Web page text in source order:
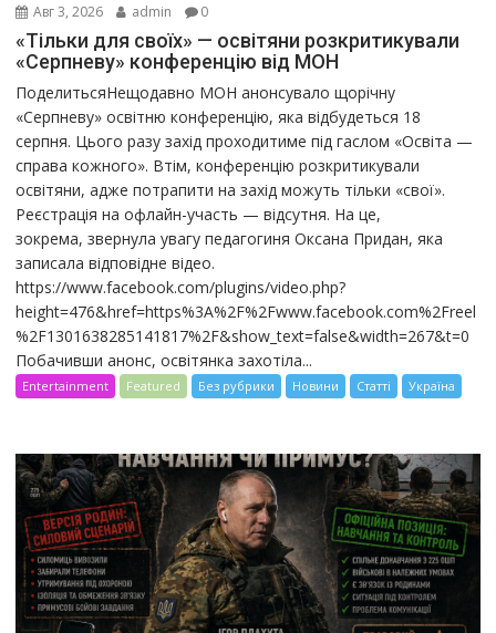
Авг 3, 2026 admin 0
«Тільки для своїх» — освітяни розкритикували
«Серпневу» конференцію від МОН
ПоделитьсяНещодавно МОН анонсувало щорічну
«Серпневу» освітню конференцію, яка відбудеться 18
серпня. Цього разу захід проходитиме під гаслом «Освіта —
справа кожного». Втім, конференцію розкритикували
освітяни, адже потрапити на захід можуть тільки «свої».
Реєстрація на офлайн-участь — відсутня. На це,
зокрема, звернула увагу педагогиня Оксана Придан, яка
записала відповідне відео.
https://www.facebook.com/plugins/video.php?
height=476&href=https%3A%2F%2Fwww.facebook.com%2Freel
%2F1301638285141817%2F&show_text=false&width=267&t=0
Побачивши анонс, освітянка захотіла...
Entertainment Featured Без рубрики Новини Статті Україна